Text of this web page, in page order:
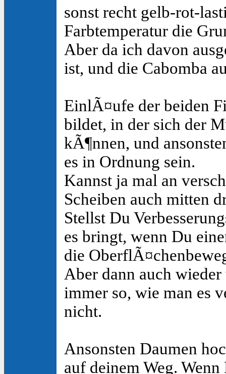
sonst recht gelb-rot-
Farbtemperatur die
Aber da ich davon
ist, und die Cabomba
EinlÃ¤ufe der beiden
bildet, in der sich der
kÃ¶nnen, und
es in Ordnung sein.
Kannst ja mal an
Scheiben auch mitten
Stellst Du
es bringt, wenn Du
die
Aber dann auch
immer so, wie man es
nicht.
Ansonsten Daumen
auf deinem Weg.